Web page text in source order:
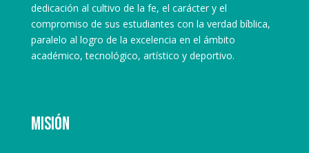
dedicación al cultivo de la fe, el carácter y el
compromiso de sus estudiantes con la verdad bíblica,
paralelo al logro de la excelencia en el ámbito
académico, tecnológico, artístico y deportivo.
Misión